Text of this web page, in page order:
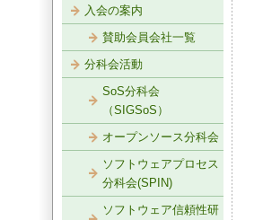
入会の案内
賛助会員会社一覧
分科会活動
SoS分科会
（SIGSoS）
オープンソース分科会
ソフトウェアプロセス
分科会(SPIN)
ソフトウェア信頼性研